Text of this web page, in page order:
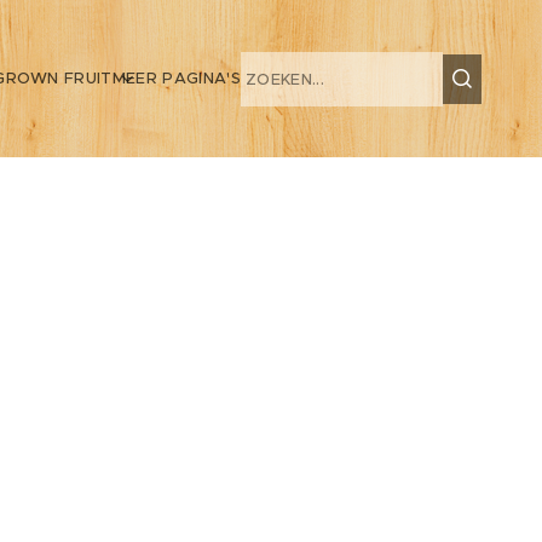
FRUITMEER PAGINA'S